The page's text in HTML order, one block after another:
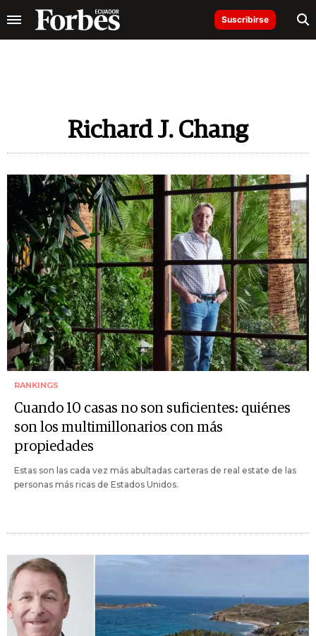
Suscribirse
Richard J. Chang
RANKINGS
Cuando 10 casas no son suficientes: quiénes
son los multimillonarios con más
propiedades
Estas son las cada vez más abultadas carteras de real estate de las
personas más ricas de Estados Unidos.